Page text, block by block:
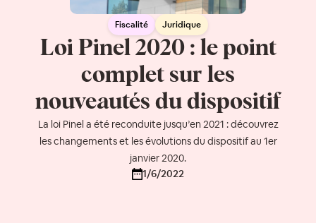
Fiscalité Juridique
Loi Pinel 2020 : le point
complet sur les
nouveautés du dispositif
La loi Pinel a été reconduite jusqu’en 2021 : découvrez
les changements et les évolutions du dispositif au 1er
janvier 2020.
1/6/2022